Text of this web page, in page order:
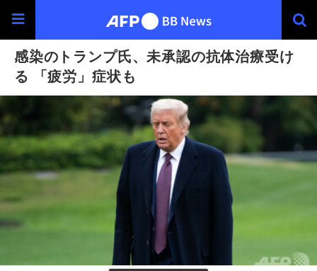
感染のトランプ氏、未承認の抗体治療受け
る 「疲労」症状も